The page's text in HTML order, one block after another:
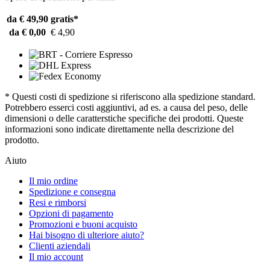
da € 49,90 gratis*
da € 0,00 € 4,90
* Questi costi di spedizione si riferiscono alla spedizione standard.
Potrebbero esserci costi aggiuntivi, ad es. a causa del peso, delle
dimensioni o delle caratterstiche specifiche dei prodotti. Queste
informazioni sono indicate direttamente nella descrizione del
prodotto.
Aiuto
Il mio ordine
Spedizione e consegna
Resi e rimborsi
Opzioni di pagamento
Promozioni e buoni acquisto
Hai bisogno di ulteriore aiuto?
Clienti aziendali
Il mio account